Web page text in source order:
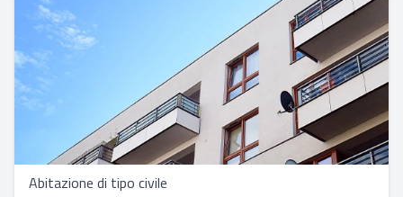
Abitazione di tipo civile